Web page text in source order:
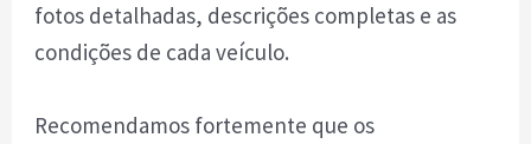
fotos detalhadas, descrições completas e as
condições de cada veículo.
Recomendamos fortemente que os